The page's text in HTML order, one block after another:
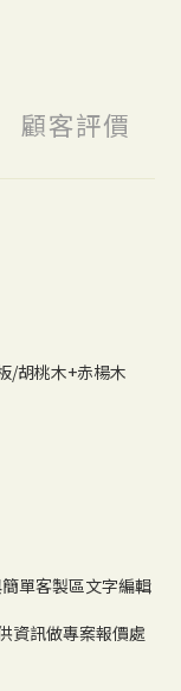
顧客評價
/胡桃木+赤楊木
單客製區文字編輯
資訊做專案報價處